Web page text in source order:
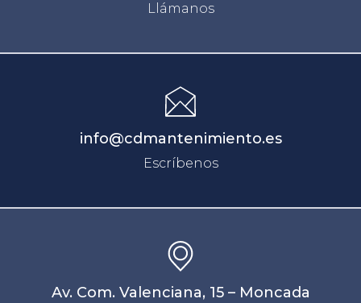
Llámanos
info@cdmantenimiento.es
Escríbenos
Av. Com. Valenciana, 15 – Moncada